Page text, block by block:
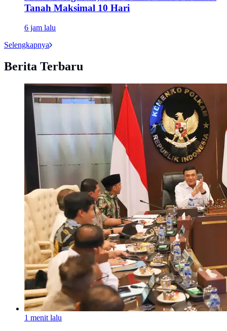
Tanah Maksimal 10 Hari
6 jam lalu
Selengkapnya
Berita Terbaru
1 menit lalu